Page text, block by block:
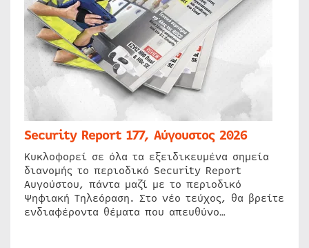
Security Report 177, Αύγουστος 2026
Κυκλοφορεί σε όλα τα εξειδικευμένα σημεία
διανομής το περιοδικό Security Report
Αυγούστου, πάντα μαζί με το περιοδικό
Ψηφιακή Τηλεόραση. Στο νέο τεύχος, θα βρείτε
ενδιαφέροντα θέματα που απευθύνο…